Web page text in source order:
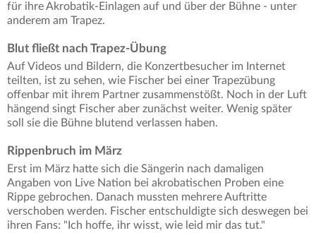
für ihre Akrobatik-Einlagen auf und über der Bühne - unter
anderem am Trapez.
Blut fließt nach Trapez-Übung
Auf Videos und Bildern, die Konzertbesucher im Internet
teilten, ist zu sehen, wie Fischer bei einer Trapezübung
offenbar mit ihrem Partner zusammenstößt. Noch in der Luft
hängend singt Fischer aber zunächst weiter. Wenig später
soll sie die Bühne blutend verlassen haben.
Rippenbruch im März
Erst im März hatte sich die Sängerin nach damaligen
Angaben von Live Nation bei akrobatischen Proben eine
Rippe gebrochen. Danach mussten mehrere Auftritte
verschoben werden. Fischer entschuldigte sich deswegen bei
ihren Fans: "Ich hoffe, ihr wisst, wie leid mir das tut."